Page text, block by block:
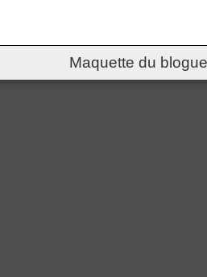
Maquette du